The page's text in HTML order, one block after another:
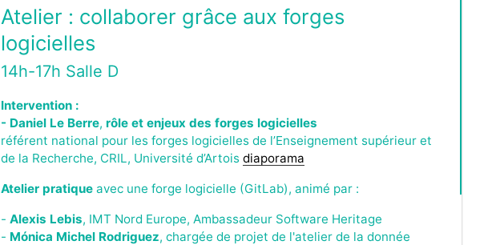
Atelier : collaborer grâce aux forges
logicielles
14h-17h Salle D
Intervention :
- Daniel Le Berre, rôle et enjeux des forges logicielles
référent national pour les forges logicielles de l’Enseignement supérieur et
de la Recherche, CRIL, Université d’Artois diaporama
Atelier pratiqueavec une forge logicielle (GitLab), animé par :
- Alexis Lebis, IMT Nord Europe, Ambassadeur Software Heritage
- Mónica Michel Rodriguez, chargée de projet de l'atelier de la donnée